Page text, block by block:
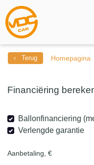
‹ Terug Homepagina
Financiëring
Ballonfinanciering
Verlengde garantie
Aanbetaling, €